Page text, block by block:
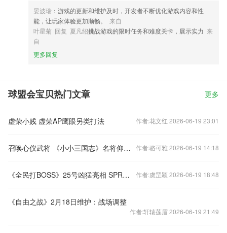
晏波瑞 ：游戏的更新和维护及时，开发者不断优化游戏内容和性
能，让玩家体验更加顺畅。
来自
叶星菊 回复 夏凡绍挑战游戏的限时任务和难度关卡，展示实力 来
自
更多回复
球盟会宝贝热门文章 更多
虚荣小贱 虚荣AP鹰眼另类打法 作者:花文红 2026-06-19 23:01
召唤心仪武将 《小小三国志》名将仰慕玩法简析 作者:骆可雅 2026-06-19 14:18
《全民打BOSS》25号凶猛亮相 SPRG手游经典再现 作者:虞罡颖 2026-06-19 18:48
《自由之战》2月18日维护：战场调整
作者:轩辕莲眉 2026-06-19 21:49